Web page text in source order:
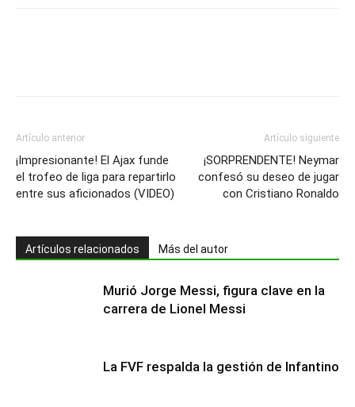
Artículo anterior
¡Impresionante! El Ajax funde
el trofeo de liga para repartirlo
entre sus aficionados (VIDEO)
Artículo siguiente
¡SORPRENDENTE! Neymar
confesó su deseo de jugar
con Cristiano Ronaldo
Artículos relacionados Más del autor
Murió Jorge Messi, figura clave en la
carrera de Lionel Messi
La FVF respalda la gestión de Infantino